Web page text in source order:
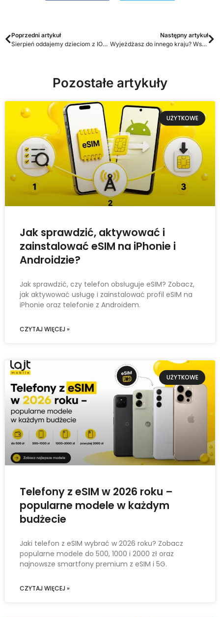
Poprzedni artykuł
Sierpień oddajemy dzieciom z IOP w Otwocku „Fundacja Rodzin Adopcyjnych”
Następny artykuł
Wyjeżdżasz do innego kraju? Wszystko co musisz wiedzieć, żeby mieć internet mobilny za granicą
Pozostałe artykuły
UŻYTKOWE
Jak sprawdzić, aktywować i
zainstalować eSIM na iPhonie i
Androidzie?
Jak sprawdzić, czy telefon obsługuje eSIM? Zobacz,
jak aktywować usługę i zainstalować profil eSIM na
iPhonie oraz telefonie z Androidem.
CZYTAJ WIĘCEJ »
UŻYTKOWE
Telefony z eSIM w 2026 roku –
popularne modele w każdym
budżecie
Jaki telefon z eSIM wybrać w 2026 roku? Zobacz
popularne modele do 500, 1000 i 2000 zł oraz
najnowsze smartfony premium z eSIM i 5G.
CZYTAJ WIĘCEJ »